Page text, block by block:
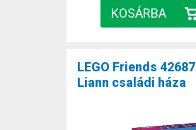
LEGO Friends 42687
Liann családi háza